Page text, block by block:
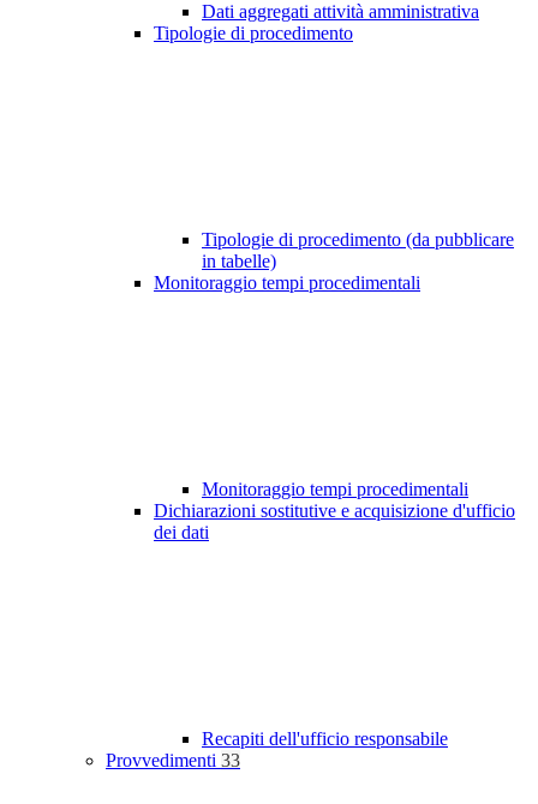
Dati aggregati attività amministrativa
Tipologie di procedimento
Tipologie di procedimento (da pubblicare
in tabelle)
Monitoraggio tempi procedimentali
Monitoraggio tempi procedimentali
Dichiarazioni sostitutive e acquisizione d'ufficio
dei dati
Recapiti dell'ufficio responsabile
Provvedimenti 33